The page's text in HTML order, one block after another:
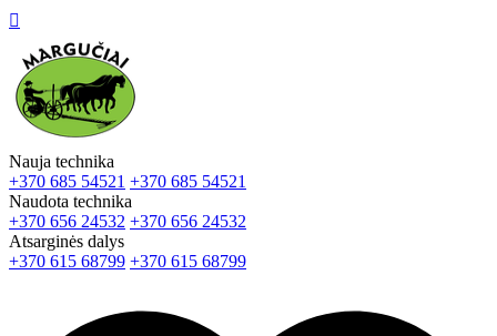

Nauja technika
+370 685 54521 +370 685 54521
Naudota technika
+370 656 24532 +370 656 24532
Atsarginės dalys
+370 615 68799 +370 615 68799